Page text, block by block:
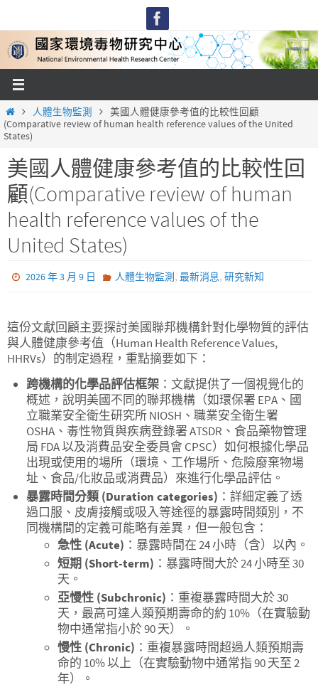
content
Home人體生物監測
美國人體健康參考值的比較性回顧
(Comparative review of human health reference values of the United
States)
美國人體健康參考值的比較性回
顧(Comparative review of human
health reference values of the
United States)
2026 年 3 月 9 日 人體生物監測, 最新消息, 研究新知
這份文獻回顧主要探討美國聯邦機構針對化學物質的評估
與人體健康參考值（Human Health Reference Values,
HHRVs）的制定過程，重點摘要如下：
跨機構的化學品評估框架 ：文獻提供了一個視覺化的
概述，說明美國不同的聯邦機構（如環保署 EPA、國
立職業安全衛生研究所 NIOSH、職業安全衛生署
OSHA、毒性物質與疾病登錄署 ATSDR、食品藥物管理
局 FDA 以及消費品安全委員會 CPSC）如何根據化學品
出現或使用的場所（環境、工作場所、危險廢棄物場
址、食品/化妝品或消費品）來進行化學品評估。
暴露時間分類 (Duration categories) ：詳細定義了透
過口服、皮膚接觸或吸入等途徑的暴露時間類別，不
同機構間的定義可能略有差異，但一般包含：
急性 (Acute) ：暴露時間在 24 小時（含）以內。
短期 (Short-term) ：暴露時間大於 24 小時至 30
天。
亞慢性 (Subchronic) ：重複暴露時間大於 30
天，最高可達人類預期壽命的約 10%（在實驗動
物中通常指小於 90 天）。
慢性 (Chronic) ：重複暴露時間超過人類預期壽
命的 10% 以上（在實驗動物中通常指 90 天至 2
年）。